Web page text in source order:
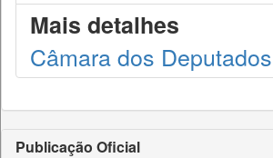
Mais detalhes
Câmara dos Deputados
Publicação Oficial